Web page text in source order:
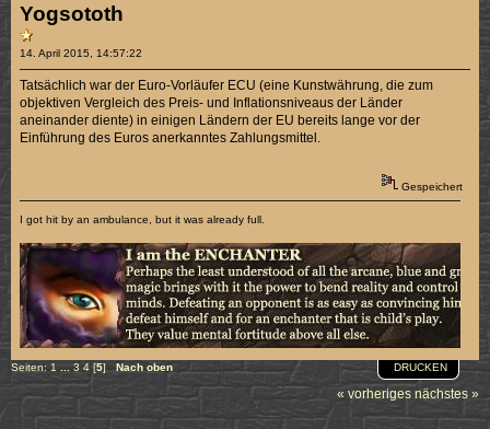
Yogsototh
14. April 2015, 14:57:22
Tatsächlich war der Euro-Vorläufer ECU (eine Kunstwährung, die zum
objektiven Vergleich des Preis- und Inflationsniveaus der Länder
aneinander diente) in einigen Ländern der EU bereits lange vor der
Einführung des Euros anerkanntes Zahlungsmittel.
Gespeichert
I got hit by an ambulance, but it was already full.
DRUCKEN
Seiten: 1 ... 3 4 [5]Nach oben
« vorheriges nächstes »